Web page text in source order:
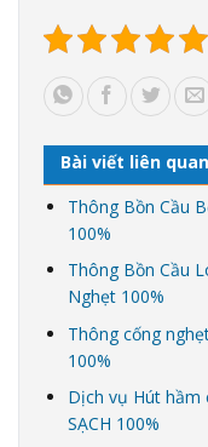
Bài viết liên quan
Thông Bồn Cầu
100%
Thông Bồn Cầu
Nghẹt 100%
Thông cống
100%
Dịch vụ Hút hầm
SẠCH 100%